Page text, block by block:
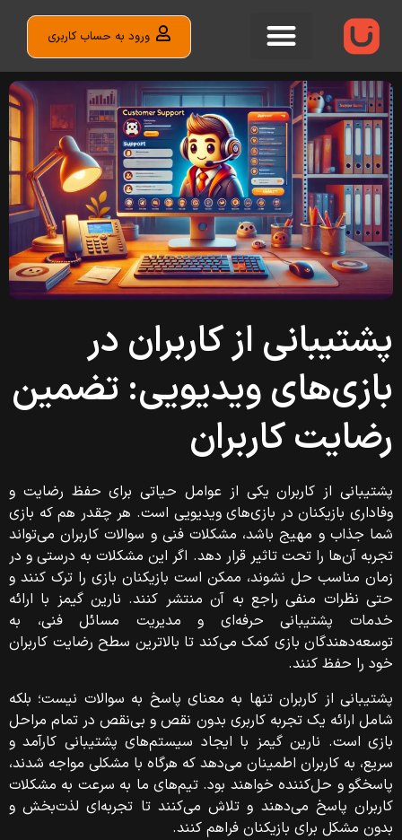
ورود به حساب کاربری
پشتیبانی از کاربران در
بازی‌های ویدیویی: تضمین
رضایت کاربران
پشتیبانی از کاربران یکی از عوامل حیاتی برای حفظ رضایت و
وفاداری بازیکنان در بازی‌های ویدیویی است. هر چقدر هم که بازی
شما جذاب و مهیج باشد، مشکلات فنی و سوالات کاربران می‌تواند
تجربه آن‌ها را تحت تاثیر قرار دهد. اگر این مشکلات به درستی و در
زمان مناسب حل نشوند، ممکن است بازیکنان بازی را ترک کنند و
حتی نظرات منفی راجع به آن منتشر کنند. نارین گیمز با ارائه
خدمات پشتیبانی حرفه‌ای و مدیریت مسائل فنی، به
توسعه‌دهندگان بازی کمک می‌کند تا بالاترین سطح رضایت کاربران
خود را حفظ کنند.
پشتیبانی از کاربران تنها به معنای پاسخ به سوالات نیست؛ بلکه
شامل ارائه یک تجربه کاربری بدون نقص و بی‌نقص در تمام مراحل
بازی است. نارین گیمز با ایجاد سیستم‌های پشتیبانی کارآمد و
سریع، به کاربران اطمینان می‌دهد که هرگاه با مشکلی مواجه شدند،
پاسخگو و حل‌کننده خواهند بود. تیم‌های ما به سرعت به مشکلات
کاربران پاسخ می‌دهند و تلاش می‌کنند تا تجربه‌ای لذت‌بخش و
بدون مشکل برای بازیکنان فراهم کنند.